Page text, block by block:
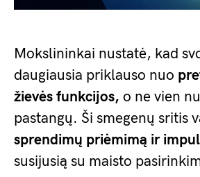
Mokslininkai nustatė, kad
daugiausia priklauso nuo
žievės funkcijos, o ne vien
pastangų. Ši smegenų sritis
sprendimų priėmimą ir
susijusią su maisto